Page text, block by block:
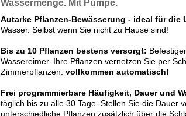
Wassermenge. Mit Pumpe.
Autarke Pflanzen-Bewässerung - ideal für die
Wasser. Selbst wenn Sie nicht zu Hause sind!
Bis zu 10 Pflanzen bestens versorgt:
Wassereimer. Ihre Pflanzen vernetzen Sie per
Zimmerpflanzen: vollkommen automatisch!
Frei programmierbare Häufigkeit, Dauer und
täglich bis zu alle 30 Tage. Stellen Sie die Dauer
unterschiedliche Pflanzen zusätzlich über die